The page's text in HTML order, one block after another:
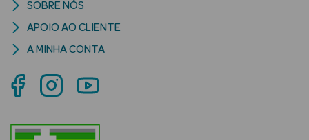
Eau de Parfum
Águas de
SOBRE NÓS
APOIO AO CLIENTE
A MINHA CONTA